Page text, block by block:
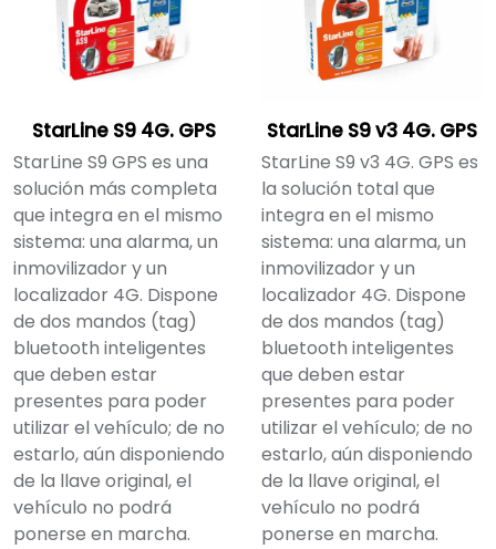
StarLine S9 4G. GPS
StarLine S9 GPS es una
solución más completa
que integra en el mismo
sistema: una alarma, un
inmovilizador y un
localizador 4G. Dispone
de dos mandos (tag)
bluetooth inteligentes
que deben estar
presentes para poder
utilizar el vehículo; de no
estarlo, aún disponiendo
de la llave original, el
vehículo no podrá
ponerse en marcha.
StarLine S9 v3 4G. GPS
StarLine S9 v3 4G. GPS es
la solución total que
integra en el mismo
sistema: una alarma, un
inmovilizador y un
localizador 4G. Dispone
de dos mandos (tag)
bluetooth inteligentes
que deben estar
presentes para poder
utilizar el vehículo; de no
estarlo, aún disponiendo
de la llave original, el
vehículo no podrá
ponerse en marcha.